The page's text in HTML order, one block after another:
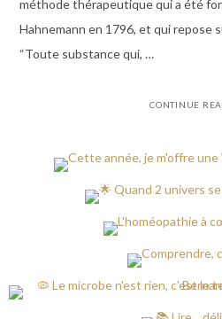
méthode thérapeutique qui a été
Hahnemann en 1796, et qui repose
“Toute substance qui, …
CONTINUE